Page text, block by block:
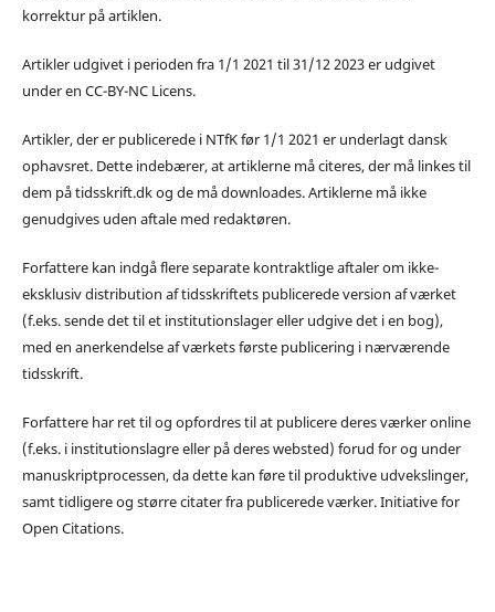
korrektur på artiklen.
Artikler udgivet i perioden fra 1/1 2021 til 31/12 2023 er udgivet
under en CC-BY-NC Licens.
Artikler, der er publicerede i NTfK før 1/1 2021 er underlagt dansk
ophavsret. Dette indebærer, at artiklerne må citeres, der må linkes til
dem på tidsskrift.dk og de må downloades. Artiklerne må ikke
genudgives uden aftale med redaktøren.
Forfattere kan indgå flere separate kontraktlige aftaler om ikke-
eksklusiv distribution af tidsskriftets publicerede version af værket
(f.eks. sende det til et institutionslager eller udgive det i en bog),
med en anerkendelse af værkets første publicering i nærværende
tidsskrift.
Forfattere har ret til og opfordres til at publicere deres værker online
(f.eks. i institutionslagre eller på deres websted) forud for og under
manuskriptprocessen, da dette kan føre til produktive udvekslinger,
samt tidligere og større citater fra publicerede værker. Initiative for
Open Citations.